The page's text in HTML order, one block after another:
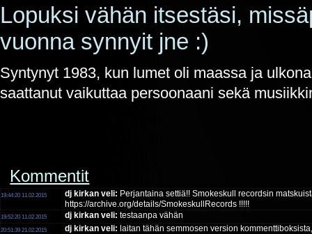
Lopuksi vähän itsestäsi,
vuonna synnyit jne :)
Syntynyt 1983, kun lumet oli maassa ja
saattanut vaikuttaa persoonaani sekä
Kommentit
19:44:20 11.02.2015 dj kirkan veli: Perjantaina settiä!! Smokeskull recordsin
https://archive.org/details/SmokeskullRecords !!!!!
19:52:20 11.02.2015 dj kirkan veli: testaanpa vähän
20:51:39 21.02.2015 dj kirkan veli: laitan tähän semmosen version